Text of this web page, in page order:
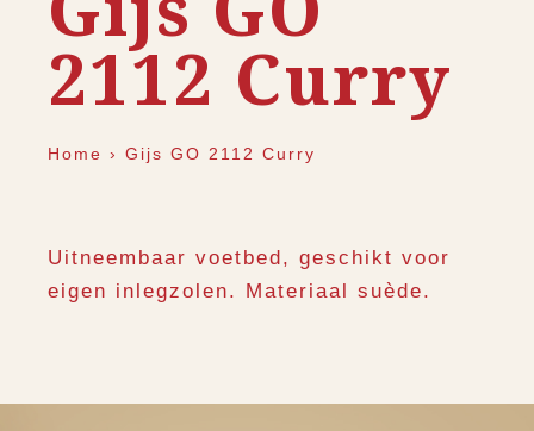
2112 Curry
Home › Gijs GO 2112 Curry
Uitneembaar voetbed, geschikt voor
eigen inlegzolen. Materiaal suède.